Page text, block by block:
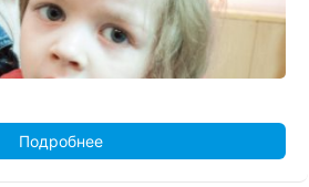
Подробнее